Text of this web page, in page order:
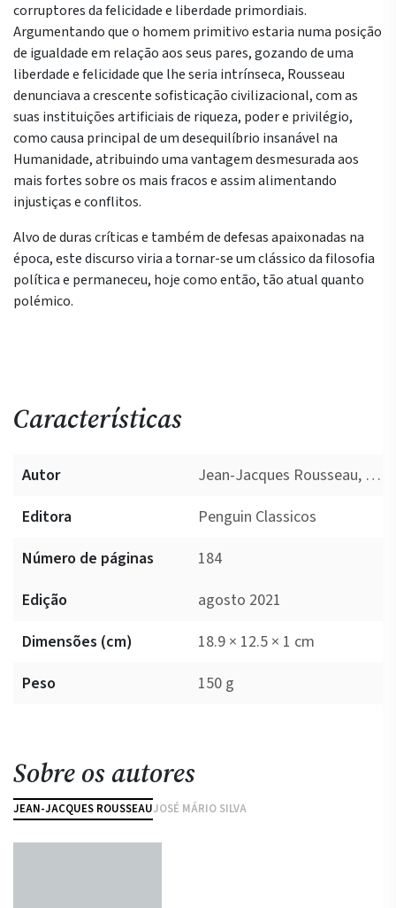
corruptores da felicidade e liberdade primordiais.
Argumentando que o homem primitivo estaria numa posição
de igualdade em relação aos seus pares, gozando de uma
liberdade e felicidade que lhe seria intrínseca, Rousseau
denunciava a crescente sofisticação civilizacional, com as
suas instituições artificiais de riqueza, poder e privilégio,
como causa principal de um desequilíbrio insanável na
Humanidade, atribuindo uma vantagem desmesurada aos
mais fortes sobre os mais fracos e assim alimentando
injustiças e conflitos.
Alvo de duras críticas e também de defesas apaixonadas na
época, este discurso viria a tornar-se um clássico da filosofia
política e permaneceu, hoje como então, tão atual quanto
polémico.
Características
Autor
Jean-Jacques Rousseau, José Mário Silva
Editora
Penguin Classicos
Número de páginas
184
Edição
agosto 2021
Dimensões (cm)
18.9 × 12.5 × 1 cm
Peso
150 g
Sobre os autores
JEAN-JACQUES ROUSSEAUJOSÉ MÁRIO SILVA